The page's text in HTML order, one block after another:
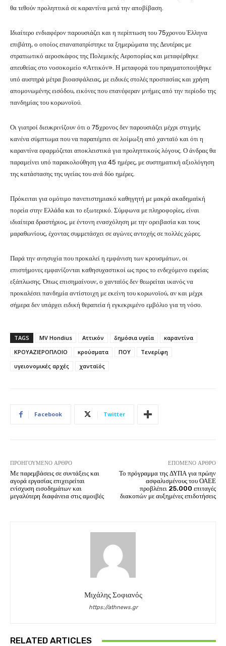
θα τεθούν προληπτικά σε καραντίνα μετά την αποβίβαση.
Ιδιαίτερο ενδιαφέρον παρουσιάζει και η περίπτωση του 75χρονου Έλληνα
επιβάτη, ο οποίος επαναπατρίστηκε τα ξημερώματα της Δευτέρας με
στρατιωτικό αεροσκάφος της Πολεμικής Αεροπορίας και μεταφέρθηκε
απευθείας στο νοσοκομείο «Αττικόν». Η μεταφορά του πραγματοποιήθηκε
υπό αυστηρά μέτρα βιοασφάλειας, με ειδικές στολές προστασίας και χρήση
απομονωμένης εισόδου, εικόνες που επανέφεραν μνήμες από την περίοδο της
πανδημίας του κορωνοϊού.
Οι γιατροί διευκρινίζουν ότι ο 75χρονος δεν παρουσιάζει μέχρι στιγμής
κανένα σύμπτωμα που να παραπέμπει σε λοίμωξη από χανταϊό και ότι η
καραντίνα εφαρμόζεται αποκλειστικά για προληπτικούς λόγους. Ο άνδρας θα
παραμείνει υπό παρακολούθηση για 45 ημέρες, με συστηματική αξιολόγηση
της κατάστασης της υγείας του ανά δύο ημέρες.
Πρόκειται για ομότιμο πανεπιστημιακό καθηγητή με μακρά ακαδημαϊκή
πορεία στην Ελλάδα και το εξωτερικό. Σύμφωνα με πληροφορίες, είναι
ιδιαίτερα δραστήριος, με έντονη ενασχόληση με την ορειβασία και τους
μαραθωνίους, έχοντας συμμετάσχει σε αγώνες αντοχής σε πολλές χώρες.
Παρά την ανησυχία που προκαλεί η εμφάνιση των κρουσμάτων, οι
επιστήμονες εμφανίζονται καθησυχαστικοί ως προς το ενδεχόμενο ευρείας
εξάπλωσης. Όπως επισημαίνουν, ο χανταϊός δεν θεωρείται ικανός να
προκαλέσει πανδημία αντίστοιχη με εκείνη του κορωνοϊού, αν και μέχρι
σήμερα δεν υπάρχει ειδική θεραπεία ή εγκεκριμένο εμβόλιο για τη νόσο.
TAGS MV Hondius Αττικόν δημόσια υγεία
καραντίνα
ΚΡΟΥΑΖΙΕΡΟΠΛΟΙΟ
κρούσματα ΠΟΥ
Τενερίφη
υγειονομικές αρχές
χανταϊός
Facebook Twitter
ΠΡΟΗΓΟΎΜΕΝΟ ΆΡΘΡΟ
Με παρεμβάσεις σε συντάξεις και
αγορά εργασίας επιχειρείται
ενίσχυση εισοδημάτων και
μεγαλύτερη διαφάνεια στις αμοιβές
ΕΠΌΜΕΝΟ ΆΡΘΡΟ
Το πρόγραμμα της ΔΥΠΑ για πρώην
ασφαλισμένους του ΟΑΕΕ
προβλέπει 25.000 επιταγές
διακοπών με αυξημένες επιδοτήσεις
Μιχάλης Σοφιανός
https://athnews.gr
RELATED ARTICLES